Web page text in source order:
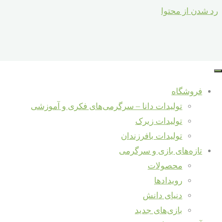
رد شدن از محتوا
فروشگاه
تولیدات دانا – سرگرمی‌های فکری و آموزشی
تولیدات زیرک
تولیدات بافرزندان
تازه‌های بازی و سرگرمی
محصولات
رویدادها
دنیای دانش
بازی‌های جدید
دلاری چین
ازفروش
عروسک به
ایران
تازه‌ها و دانستنی‌ها
مصاحبه با مؤسس برند «دانا» در حاشیه